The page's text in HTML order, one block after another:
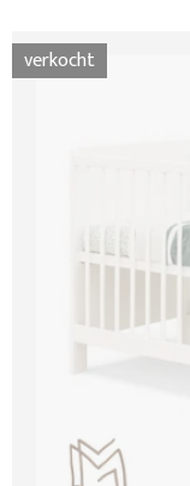
verkocht